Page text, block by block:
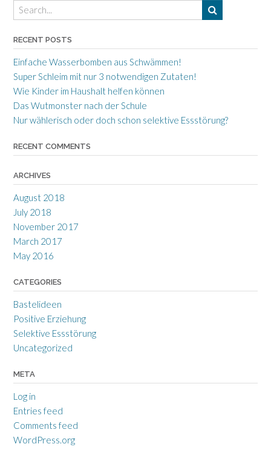
RECENT POSTS
Einfache Wasserbomben aus Schwämmen!
Super Schleim mit nur 3 notwendigen Zutaten!
Wie Kinder im Haushalt helfen können
Das Wutmonster nach der Schule
Nur wählerisch oder doch schon selektive Essstörung?
RECENT COMMENTS
ARCHIVES
August 2018
July 2018
November 2017
March 2017
May 2016
CATEGORIES
Bastelideen
Positive Erziehung
Selektive Essstörung
Uncategorized
META
Log in
Entries feed
Comments feed
WordPress.org